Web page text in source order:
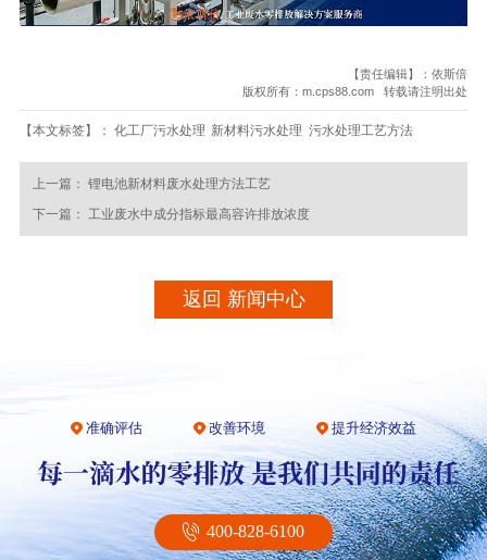
【责任编辑】：依斯倍
版权所有：m.cps88.com 转载请注明出处
【本文标签】： 化工厂污水处理 新材料污水处理 污水处理工艺方法
上一篇： 锂电池新材料废水处理方法工艺
下一篇： 工业废水中成分指标最高容许排放浓度
返回 新闻中心
准确评估 改善环境 提升经济效益
400-828-6100